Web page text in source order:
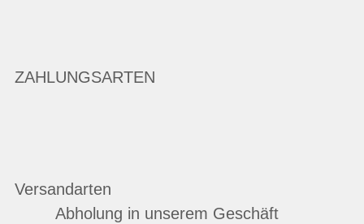
ZAHLUNGSARTEN
Versandarten
Abholung in unserem Geschäft